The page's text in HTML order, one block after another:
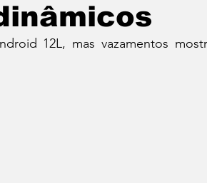
12L, mas vazamentos